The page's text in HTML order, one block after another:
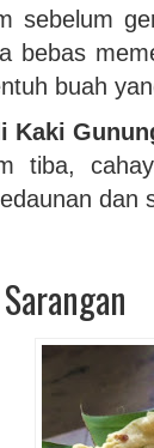
sebelum
bebas
buah
Kaki
tiba,
dan